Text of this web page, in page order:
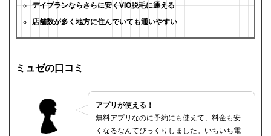
デイプランならさらに安くVIO脱毛に通える
店舗数が多く地方に住んでいても通いやすい
ミュゼの口コミ
アプリが使える！
無料アプリなのに予約にも使えて、料金も安
くなるなんてびっくりしました。いちいち電